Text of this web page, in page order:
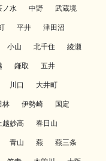
ノ水 中野 武蔵境
平井 津田沼
小山 北千住 綾瀬
鎌取 五井
川口 大井町
林 伊勢崎 国定
越妙高 春日山
青山 燕 燕三条